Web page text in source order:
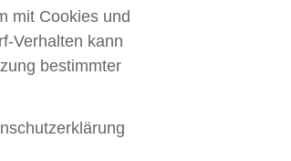
mit Cookies und
Verhalten kann
bestimmter